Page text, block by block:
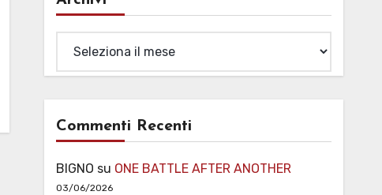
Commenti Recenti
BIGNO su ONE BATTLE AFTER ANOTHER
03/06/2026